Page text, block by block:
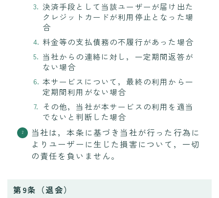
決済手段として当該ユーザーが届け出た
クレジットカードが利用停止となった場
合
料金等の支払債務の不履行があった場合
当社からの連絡に対し，一定期間返答が
ない場合
本サービスについて，最終の利用から一
定期間利用がない場合
その他，当社が本サービスの利用を適当
でないと判断した場合
当社は，本条に基づき当社が行った行為に
よりユーザーに生じた損害について，一切
の責任を負いません。
第9条（退会）